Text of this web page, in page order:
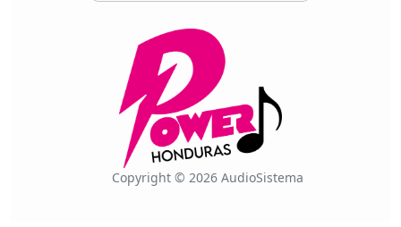
Copyright © 2026 AudioSistema